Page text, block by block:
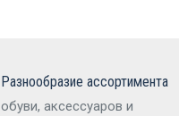
Разнообразие ассортимента
обуви, аксессуаров и